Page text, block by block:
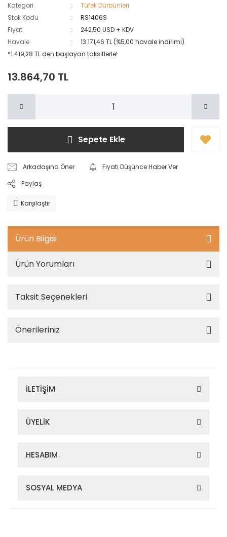
Kategori
Tüfek Dürbünleri
Stok Kodu
RS1406S
Fiyat
242,50 USD + KDV
Havale
13.171,46 TL (%5,00 havale indirimi)
*1.419,28 TL den başlayan taksitlerle!
13.864,70 TL
Sepete Ekle
Arkadaşına Öner
Fiyatı Düşünce Haber Ver
Paylaş
Karşılaştır
Ürün Bilgisi
Ürün Yorumları
Taksit Seçenekleri
Önerileriniz
İLETİŞİM
ÜYELİK
HESABIM
SOSYAL MEDYA